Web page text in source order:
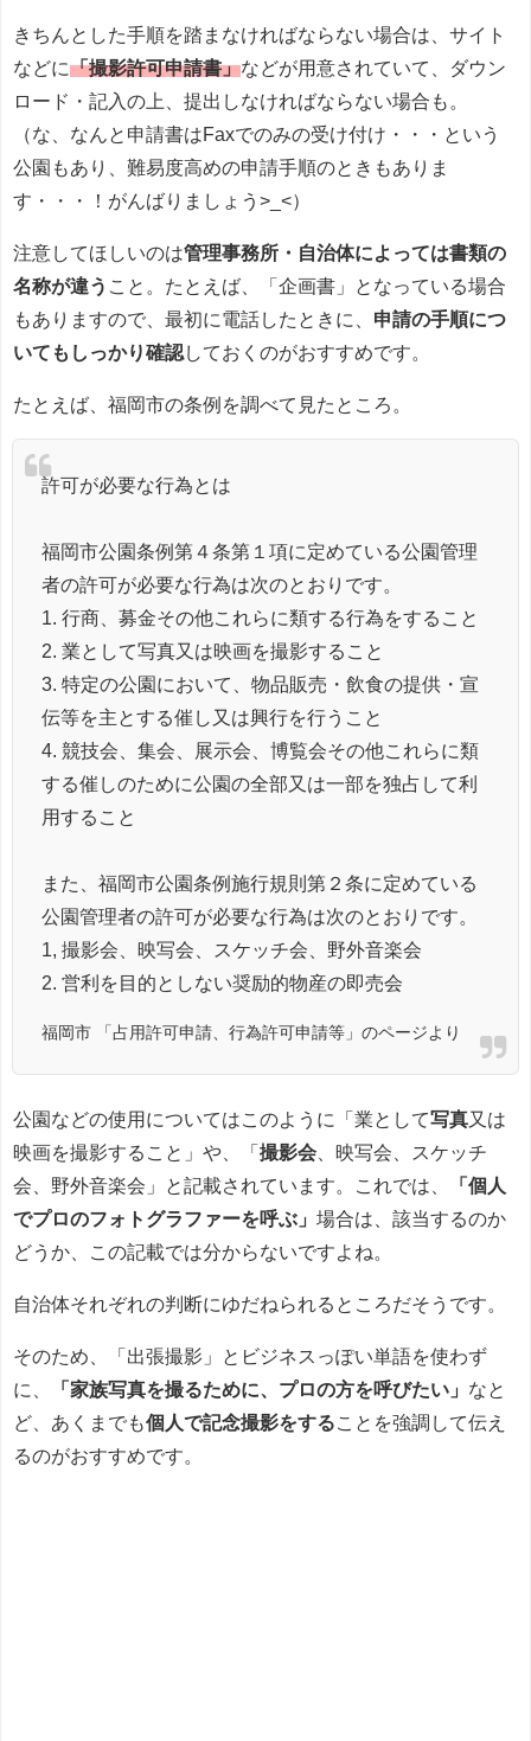
きちんとした手順を踏まなければならない場合は、サイト
などに「撮影許可申請書」などが用意されていて、ダウン
ロード・記入の上、提出しなければならない場合も。
（な、なんと申請書はFaxでのみの受け付け・・・という
公園もあり、難易度高めの申請手順のときもありま
す・・・！がんばりましょう>_<）
注意してほしいのは管理事務所・自治体によっては書類の
名称が違う こと。たとえば、「企画書」となっている場合
もありますので、最初に電話したときに、 申請の手順につ
いてもしっかり確認しておくのがおすすめです。
たとえば、福岡市の条例を調べて見たところ。
許可が必要な行為とは
福岡市公園条例第４条第１項に定めている公園管理
者の許可が必要な行為は次のとおりです。
1. 行商、募金その他これらに類する行為をすること
2. 業として写真又は映画を撮影すること
3. 特定の公園において、物品販売・飲食の提供・宣
伝等を主とする催し又は興行を行うこと
4. 競技会、集会、展示会、博覧会その他これらに類
する催しのために公園の全部又は一部を独占して利
用すること
また、福岡市公園条例施行規則第２条に定めている
公園管理者の許可が必要な行為は次のとおりです。
1, 撮影会、映写会、スケッチ会、野外音楽会
2. 営利を目的としない奨励的物産の即売会
福岡市 「占用許可申請、行為許可申請等」のページより
公園などの使用についてはこのように「業として写真又は
映画を撮影すること」や、「 撮影会 、映写会、スケッチ
会、野外音楽会」と記載されています。これでは、
「個人
でプロのフォトグラファーを呼ぶ」 場合は、該当するのか
どうか、この記載では分からないですよね。
自治体それぞれの判断にゆだねられるところだそうです。
そのため、「出張撮影」とビジネスっぽい単語を使わず
に、
「家族写真を撮るために、プロの方を呼びたい」 なと
ど、あくまでも個人で記念撮影をする ことを強調して伝え
るのがおすすめです。